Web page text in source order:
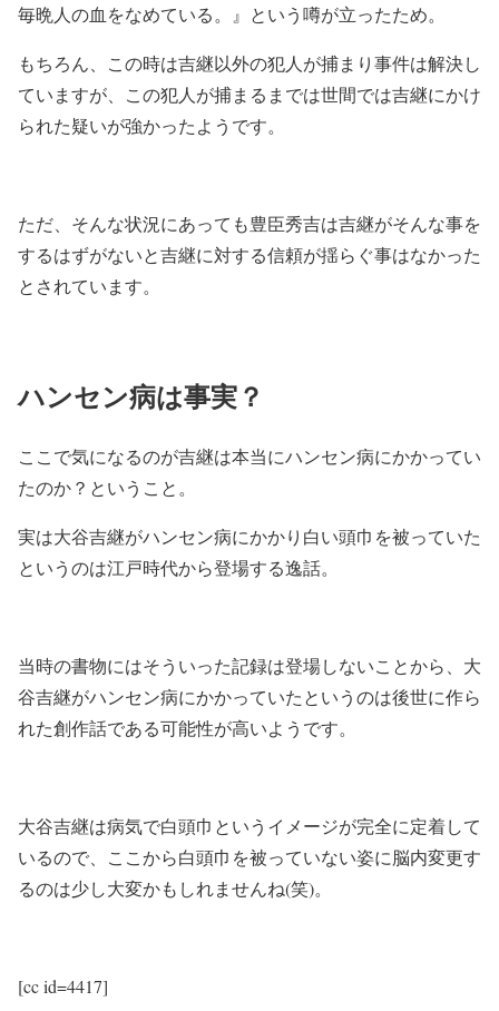
毎晩人の血をなめている。』という噂が立ったため。
もちろん、この時は吉継以外の犯人が捕まり事件は解決し
ていますが、この犯人が捕まるまでは世間では吉継にかけ
られた疑いが強かったようです。
ただ、そんな状況にあっても豊臣秀吉は吉継がそんな事を
するはずがないと吉継に対する信頼が揺らぐ事はなかった
とされています。
ハンセン病は事実？
ここで気になるのが吉継は本当にハンセン病にかかってい
たのか？ということ。
実は大谷吉継がハンセン病にかかり白い頭巾を被っていた
というのは江戸時代から登場する逸話。
当時の書物にはそういった記録は登場しないことから、大
谷吉継がハンセン病にかかっていたというのは後世に作ら
れた創作話である可能性が高いようです。
大谷吉継は病気で白頭巾というイメージが完全に定着して
いるので、ここから白頭巾を被っていない姿に脳内変更す
るのは少し大変かもしれませんね(笑)。
[cc id=4417]